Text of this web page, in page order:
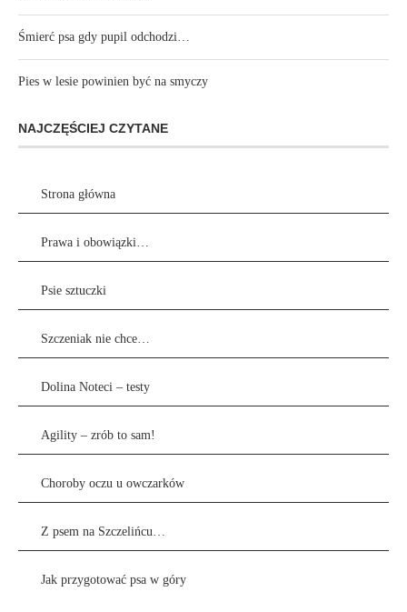
Śmierć psa gdy pupil odchodzi…
Pies w lesie powinien być na smyczy
NAJCZĘŚCIEJ CZYTANE
Strona główna
Prawa i obowiązki…
Psie sztuczki
Szczeniak nie chce…
Dolina Noteci – testy
Agility – zrób to sam!
Choroby oczu u owczarków
Z psem na Szczelińcu…
Jak przygotować psa w góry